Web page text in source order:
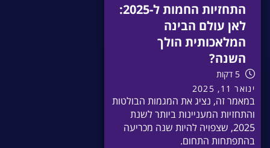
התחזיות החמות ל-2025:
לאן עולם הבינה
המלאכותית הולך
השנה?
5 דקות
ינואר 11, 2025
במאמר זה, נציג את המגמות הבולטות
והתחזיות המעניינות ביותר לשנת
2025, שצפויה להיות שנה מכריעה
בהתפתחות התחום.